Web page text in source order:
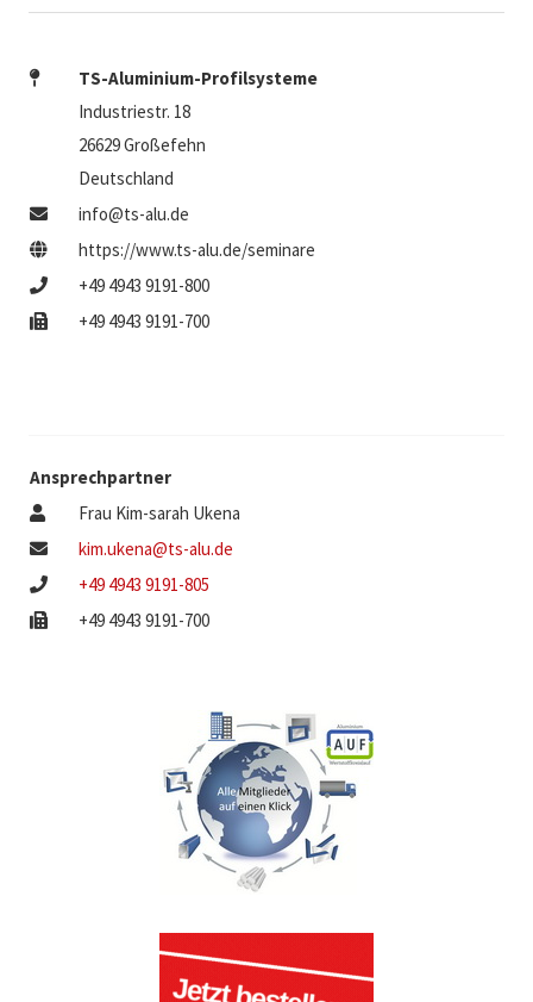
TS-Aluminium-Profilsysteme
Industriestr. 18
26629 Großefehn
Deutschland
info@ts-alu.de
https://www.ts-alu.de/seminare
+49 4943 9191-800
+49 4943 9191-700
Ansprechpartner
Frau Kim-sarah Ukena
kim.ukena@ts-alu.de
+49 4943 9191-805
+49 4943 9191-700